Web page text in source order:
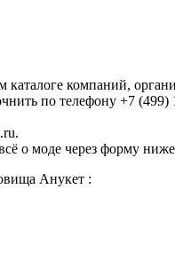
компаний,
по телефону +7 (499)
о моде через форму
Анукет :